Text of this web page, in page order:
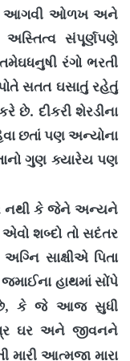
આગવી ઓળખ અને
સંપૂર્ણપણે
રંગો ભરતી
સતત ઘસાતું રહેતું
છે. દીકરી શેરડીના
છતાં પણ અન્યોના
ગુણ ક્યારેય પણ
નથી કે જેને અન્યને
શબ્દો તો સદંતર
સાક્ષીએ પિતા
જમાઈના હાથમાં સોંપે
,કે જે આજ સુધી
ઘર અને જીવનને
આત્મજા મારા